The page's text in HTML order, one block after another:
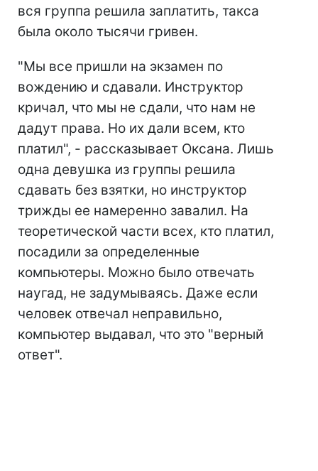
вся группа решила заплатить, такса
была около тысячи гривен.
"Мы все пришли на экзамен по
вождению и сдавали. Инструктор
кричал, что мы не сдали, что нам не
дадут права. Но их дали всем, кто
платил", - рассказывает Оксана. Лишь
одна девушка из группы решила
сдавать без взятки, но инструктор
трижды ее намеренно завалил. На
теоретической части всех, кто платил,
посадили за определенные
компьютеры. Можно было отвечать
наугад, не задумываясь. Даже если
человек отвечал неправильно,
компьютер выдавал, что это "верный
ответ".